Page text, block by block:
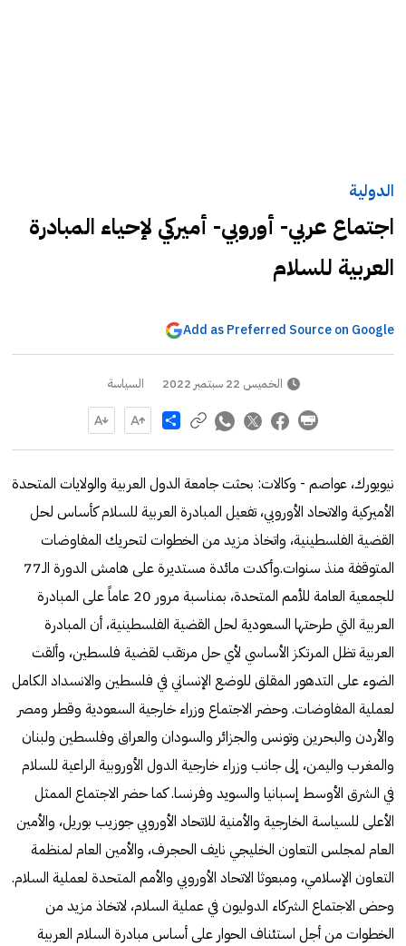
الدولية
اجتماع عربي- أوروبي- أميركي لإحياء المبادرة
العربية للسلام
Add as Preferred Source on Google
الخميس 22 سبتمبر 2022 السياسة
Share
نيويورك، عواصم - وكالات: بحثت جامعة الدول العربية والولايات المتحدة
الأميركية والاتحاد الأوروبي، تفعيل المبادرة العربية للسلام كأساس لحل
القضية الفلسطينية، واتخاذ مزيد من الخطوات لتحريك المفاوضات
المتوقفة منذ سنوات.وأكدت مائدة مستديرة على هامش الدورة الـ77
للجمعية العامة للأمم المتحدة، بمناسبة مرور 20 عاماً على المبادرة
العربية التي طرحتها السعودية لحل القضية الفلسطينية، أن المبادرة
العربية تظل المرتكز الأساسي لأي حل مرتقب لقضية فلسطين، وألقت
الضوء على التدهور المقلق للوضع الإنساني في فلسطين والانسداد الكامل
لعملية المفاوضات. وحضر الاجتماع وزراء خارجية السعودية وقطر ومصر
والأردن والبحرين وتونس والجزائر والسودان والعراق وفلسطين ولبنان
والمغرب واليمن، إلى جانب وزراء خارجية الدول الأوروبية الراعية للسلام
في الشرق الأوسط إسبانيا والسويد وفرنسا. كما حضر الاجتماع الممثل
الأعلى للسياسة الخارجية والأمنية للاتحاد الأوروبي جوزيب بوريل، والأمين
العام لمجلس التعاون الخليجي نايف الحجرف، والأمين العام لمنظمة
التعاون الإسلامي، ومبعوثا الاتحاد الأوروبي والأمم المتحدة لعملية السلام.
وحض الاجتماع الشركاء الدوليون في عملية السلام، لاتخاذ مزيد من
الخطوات من أجل استئناف الحوار على أساس مبادرة السلام العربية